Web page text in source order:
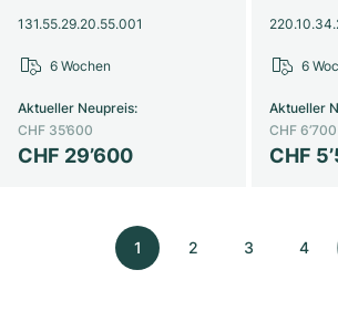
131.55.29.20.55.001
CHF 29’600
Aktueller Neupreis:
CHF 35’600
6 Wochen
CHF
Aktueller
CHF 6’700
6
1 2 3 4